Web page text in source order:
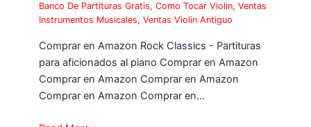
Banco De Partituras Gratis,Como Tocar Violin,Ventas
Instrumentos Musicales,Ventas Violin Antiguo
Comprar en Amazon Rock Classics - Partituras
para aficionados al piano Comprar en Amazon
Comprar en Amazon Comprar en Amazon
Comprar en Amazon Comprar en…